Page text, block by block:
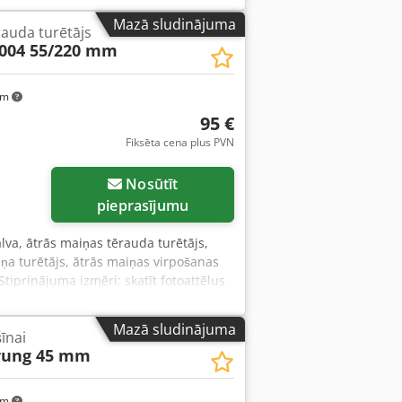
20° Urbuma diametrs [mm]: 40
diametrs [mm]: 148; 149; 150
tikai ES valstīs.
1,9 kg
Mazā sludinājuma
turētājs
55/220 mm
95 €
Fiksēta cena plus PVN
pieprasījumu
ātrās maiņas tērauda turētājs,
turētājs, ātrās maiņas virpošanas
izmēri: skatīt fotoattēlus
220 mm - Izmēri:
Mazā sludinājuma
45 mm